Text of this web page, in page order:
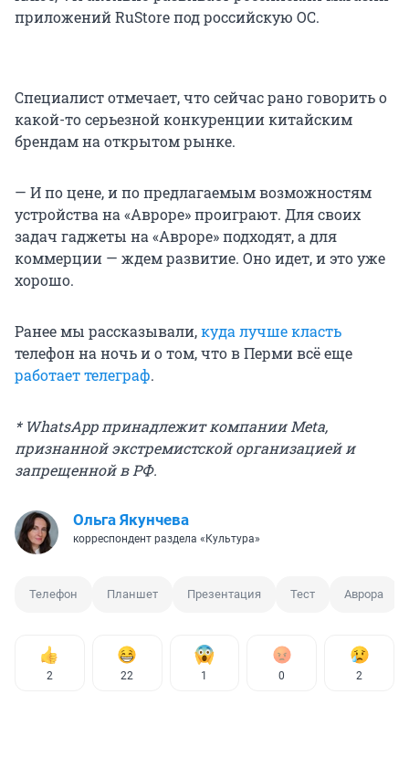
приложений RuStore под российскую ОС.
Специалист отмечает, что сейчас рано говорить о
какой-то серьезной конкуренции китайским
брендам на открытом рынке.
— И по цене, и по предлагаемым возможностям
устройства на «Авроре» проиграют. Для своих
задач гаджеты на «Авроре» подходят, а для
коммерции — ждем развитие. Оно идет, и это уже
хорошо.
Ранее мы рассказывали,куда лучше класть
телефон на ночь и о том, что в Перми всё еще
работает телеграф.
* WhatsApp принадлежит компании Meta,
признанной экстремистской организацией и
запрещенной в РФ.
Ольга Якунчева
корреспондент раздела «Культура»
Телефон Планшет Презентация Тест Аврора
2 22 1 0 2